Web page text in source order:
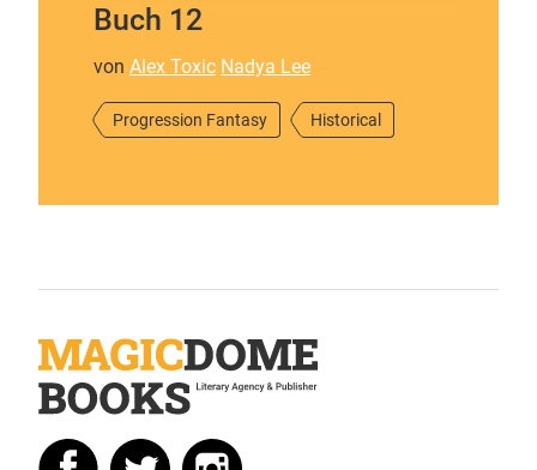
Buch 12
von Alex Toxic Nadya Lee
Progression Fantasy Historical